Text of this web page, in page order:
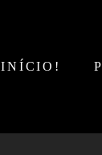
INÍCIO!